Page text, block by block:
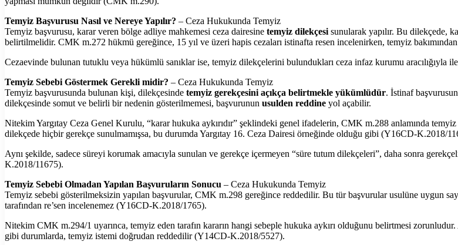
Temyiz Başvurusu Nasıl ve Nereye Yapılır? – Ceza Hukukunda Temyiz
Temyiz başvurusu, karar veren bölge adliye mahkemesi ceza dairesine temyiz dilekçesi sunularak yapılır. Bu dilekçede,
belirtilmelidir. CMK m.272 hükmü gereğince, 15 yıl ve üzeri hapis cezaları istinafta resen incelenirken, temyiz
Cezaevinde bulunan tutuklu veya hükümlü sanıklar ise, temyiz dilekçelerini bulundukları ceza infaz kurumu aracılığıyla
Temyiz Sebebi Göstermek Gerekli midir? – Ceza Hukukunda Temyiz
Temyiz başvurusunda bulunan kişi, dilekçesinde temyiz gerekçesini açıkça belirtmekle yükümlüdür. İstinaf
dilekçesinde somut ve belirli bir nedenin gösterilmemesi, başvurunun usulden reddine yol açabilir.
Nitekim Yargıtay Ceza Genel Kurulu, “karar hukuka aykırıdır” şeklindeki genel ifadelerin, CMK m.288 anlamında
dilekçede hiçbir gerekçe sunulmamışsa, bu durumda Yargıtay 16. Ceza Dairesi örneğinde olduğu gibi (Y16CD-K.2018/
Aynı şekilde, sadece süreyi korumak amacıyla sunulan ve gerekçe içermeyen “süre tutum dilekçeleri”, daha sonra
K.2018/11675).
Temyiz Sebebi Olmadan Yapılan Başvuruların Sonucu – Ceza Hukukunda Temyiz
Temyiz sebebi gösterilmeksizin yapılan başvurular, CMK m.298 gereğince reddedilir. Bu tür başvurular usulüne uygun
tarafından re’sen incelenemez (Y16CD-K.2018/1765).
Nitekim CMK m.294/1 uyarınca, temyiz eden tarafın kararın hangi sebeple hukuka aykırı olduğunu belirtmesi
gibi durumlarda, temyiz istemi doğrudan reddedilir (Y14CD-K.2018/5527).